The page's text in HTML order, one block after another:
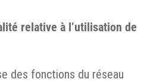
relative à l’utilisation de
des fonctions du réseau